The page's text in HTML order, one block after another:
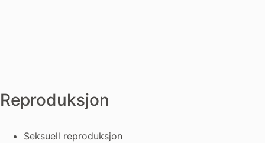
Reproduksjon
Seksuell reproduksjon